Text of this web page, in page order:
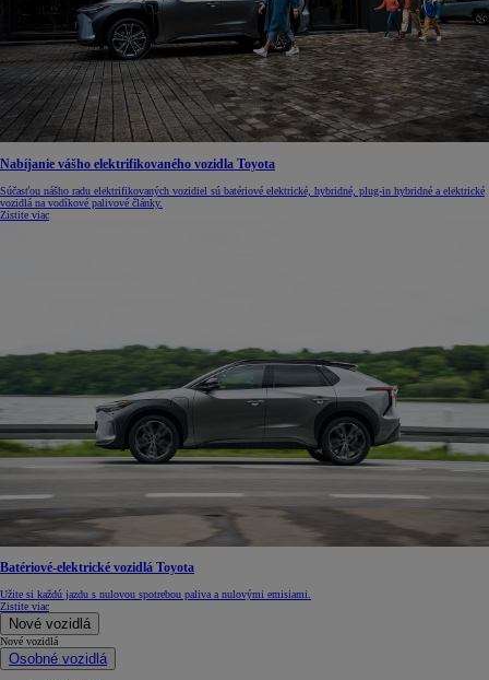
Nabíjanie vášho elektrifikovaného vozidla Toyota
Súčasťou nášho radu elektrifikovaných vozidiel sú batériové elektrické, hybridné, plug-in hybridné a elektrické
vozidlá na vodíkové palivové články.
Zistite viac
Batériové-elektrické vozidlá Toyota
Užite si každú jazdu s nulovou spotrebou paliva a nulovými emisiami.
Zistite viac
Nové vozidlá
Nové vozidlá
Osobné vozidlá